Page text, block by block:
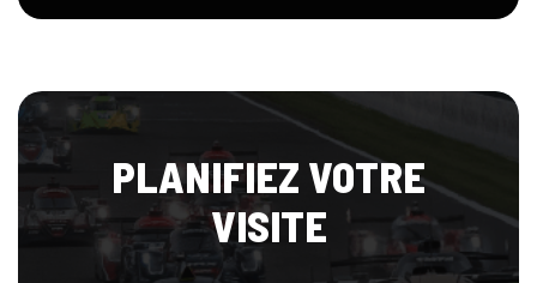
PLANIFIEZ VOTRE
VISITE